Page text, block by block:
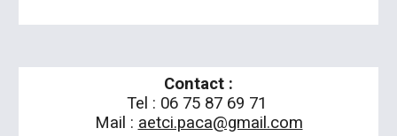
Contact :
Tel : 06 75 87 69 71
Mail : aetci.paca@gmail.com